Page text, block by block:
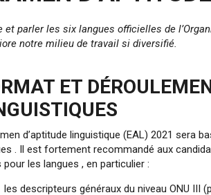
et parler les six langues officielles de
notre milieu de travail si diversifié.
ET
d’aptitude linguistique (EAL) 2021 sera
. Il est fortement recommandé aux
pour les langues , en particulier :
les descripteurs généraux du niveau ONU III